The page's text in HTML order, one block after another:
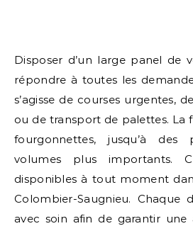
Disposer d’un large panel de
répondre à toutes les
s’agisse de courses urgentes,
ou de transport de palettes. La
fourgonnettes, jusqu’à
volumes plus importants.
disponibles à tout moment
Colombier-Saugnieu. Chaque
avec soin afin de garantir une